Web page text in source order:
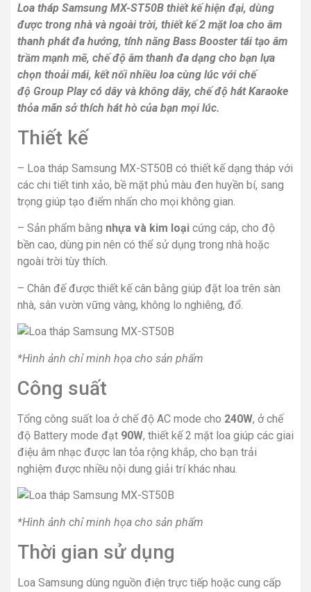
Loa tháp Samsung MX-ST50B thiết kế hiện đại, dùng
được trong nhà và ngoài trời, thiết kế 2 mặt loa cho âm
thanh phát đa hướng, tính năng Bass Booster tái tạo âm
trầm mạnh mẽ, chế độ âm thanh đa dạng cho bạn lựa
chọn thoải mái, kết nối nhiều loa cùng lúc với chế
độ Group Play có dây và không dây, chế độ hát Karaoke
thỏa mãn sở thích hát hò của bạn mọi lúc.
Thiết kế
– Loa tháp Samsung MX-ST50B có thiết kế dạng tháp với
các chi tiết tinh xảo, bề mặt phủ màu đen huyền bí, sang
trọng giúp tạo điểm nhấn cho mọi không gian.
– Sản phẩm bằng nhựa và kim loại cứng cáp, cho độ
bền cao, dùng pin nên có thể sử dụng trong nhà hoặc
ngoài trời tùy thích.
– Chân đế được thiết kế cân bằng giúp đặt loa trên sàn
nhà, sân vườn vững vàng, không lo nghiêng, đổ.
*Hình ảnh chỉ minh họa cho sản phẩm
Công suất
Tổng công suất loa ở chế độ AC mode cho 240W, ở chế
độ Battery mode đạt 90W, thiết kế 2 mặt loa giúp các giai
điệu âm nhạc được lan tỏa rộng khắp, cho bạn trải
nghiệm được nhiều nội dung giải trí khác nhau.
*Hình ảnh chỉ minh họa cho sản phẩm
Thời gian sử dụng
Loa Samsung dùng nguồn điện trực tiếp hoặc cung cấp